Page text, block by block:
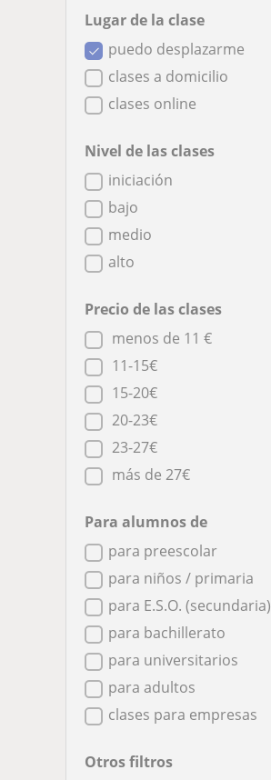
Lugar de la clase
puedo desplazarme
clases a domicilio
clases online
Nivel de las clases
iniciación
bajo
medio
alto
Precio de las clases
menos de 11 €
11-15€
15-20€
20-23€
23-27€
más de 27€
Para alumnos de
para preescolar
para niños / primaria
para E.S.O. (secundaria)
para bachillerato
para universitarios
para adultos
clases para empresas
Otros filtros